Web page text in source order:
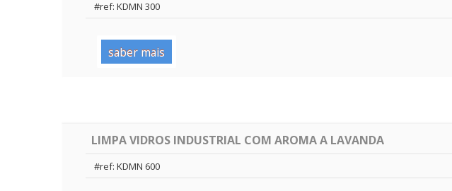
#ref: KDMN 300
saber mais
LIMPA VIDROS INDUSTRIAL COM AROMA A LAVANDA
#ref: KDMN 600